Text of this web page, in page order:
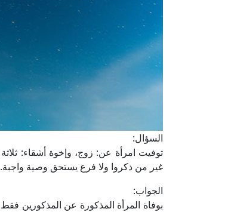
السؤال:
توفيت امرأة عن: زوج، وإخوة أشقاء:
غير من ذكروا ولا فرع يستحق وصية
الجواب:
بوفاة المرأة المذكورة عن المذكورين